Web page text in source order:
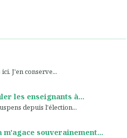
J'en conserve...
les enseignants à...
depuis l'élection...
m'agace souverainement...